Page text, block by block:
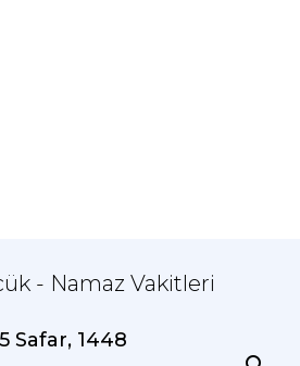
- Namaz Vakitleri
Safar, 1448